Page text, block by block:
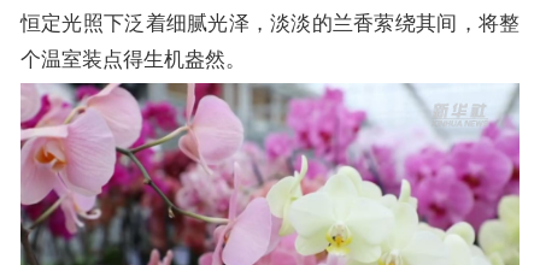
恒定光照下泛着细腻光泽，淡淡的兰香萦绕其间，将整
个温室装点得生机盎然。